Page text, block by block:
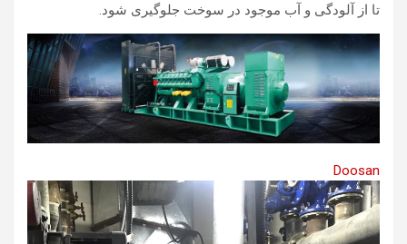
تا از آلودگی و آب موجود در سوخت جلوگیری شود.
Doosan